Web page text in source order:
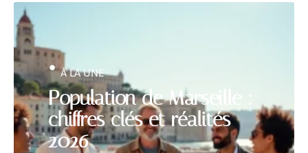
Population de Marseille :
chiffres clés et réalités
2026
À LA UNE